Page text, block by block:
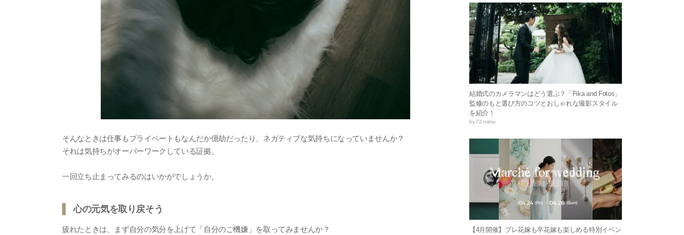
そんなときは仕事もプライベートもなんだか億劫だったり、ネガティブな気持ちになっていませんか？
それは気持ちがオーバーワークしている証拠。
一回立ち止まってみるのはいかがでしょうか。
心の元気を取り戻そう
疲れたときは、まず自分の気分を上げて「自分のご機嫌」を取ってみませんか？
結婚式のカメラマンはどう選ぶ？「Fika and Fotos」
監修のもと選び方のコツとおしゃれな撮影スタイル
を紹介！
by 72 natsu
【4月開催】プレ花嫁も卒花嫁も楽しめる特別イベン